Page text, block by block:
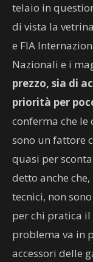
telaio in
di vista la
e FIA
Nazionali e i
prezzo, sia di
priorità per
conferma che le
sono un fattore
quasi per
detto anche
tecnici, non
per chi pratica il
problema va in
accessori delle